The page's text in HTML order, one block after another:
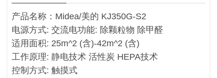
产品名称：Midea/美的 KJ350G-S2
电源方式: 交流电功能: 除颗粒物 除甲醛
适用面积: 25m^2 (含)-42m^2 (含)
工作原理: 静电技术 活性炭 HEPA技术
控制方式: 触摸式